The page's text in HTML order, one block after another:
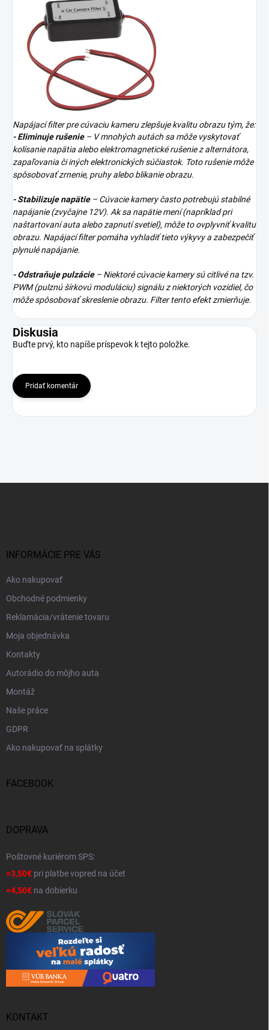
Napájací filter pre cúvaciu kameru zlepšuje kvalitu obrazu tým, že:
- Eliminuje rušenie– V mnohých autách sa môže vyskytovať
kolísanie napätia alebo elektromagnetické rušenie z alternátora,
zapaľovania či iných elektronických súčiastok. Toto rušenie môže
spôsobovať zrnenie, pruhy alebo blikanie obrazu.
- Stabilizuje napätie– Cúvacie kamery často potrebujú stabilné
napájanie (zvyčajne 12V). Ak sa napätie mení (napríklad pri
naštartovaní auta alebo zapnutí svetiel), môže to ovplyvniť kvalitu
obrazu. Napájací filter pomáha vyhladiť tieto výkyvy a zabezpečiť
plynulé napájanie.
- Odstraňuje pulzácie– Niektoré cúvacie kamery sú citlivé na tzv.
PWM (pulznú šírkovú moduláciu) signálu z niektorých vozidiel, čo
môže spôsobovať skreslenie obrazu. Filter tento efekt zmierňuje.
Diskusia
Buďte prvý, kto napíše príspevok k tejto položke.
Pridať komentár
INFORMÁCIE PRE VÁS
Ako nakupovať
Obchodné podmienky
Reklamácia/vrátenie tovaru
Moja objednávka
Kontakty
Autorádio do môjho auta
Montáž
Naše práce
GDPR
Ako nakupovať na splátky
FACEBOOK
DOPRAVA
Poštovné kuriérom SPS:
=3,50€ pri platbe vopred na účet
=4,50€ na dobierku
KONTAKT